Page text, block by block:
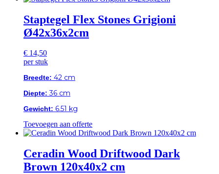
Staptegel Flex Stones Grigioni
Ø42x36x2cm
€ 14,50
per stuk
Breedte: 42 cm
Diepte: 36 cm
Gewicht: 6.51 kg
Toevoegen aan offerte
Ceradin Wood Driftwood Dark
Brown 120x40x2 cm